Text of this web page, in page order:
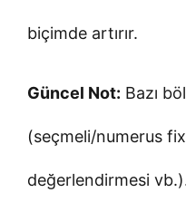
biçimde artırır.
Güncel Not: Bazı
(seçmeli/numerus
değerlendirmesi